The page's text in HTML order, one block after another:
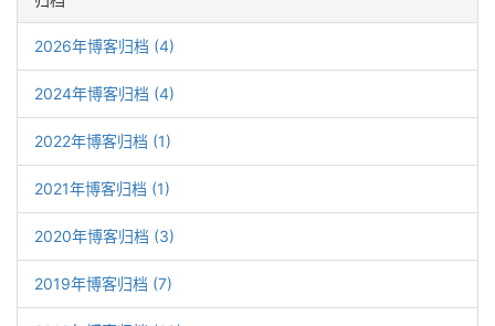
2026年博客归档 (4)
2024年博客归档 (4)
2022年博客归档 (1)
2021年博客归档 (1)
2020年博客归档 (3)
2019年博客归档 (7)